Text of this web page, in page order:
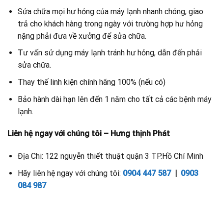
Sửa chữa mọi hư hỏng của máy lạnh nhanh chóng, giao
trả cho khách hàng trong ngày với trường hợp hư hỏng
nặng phải đưa về xưởng để sửa chữa.
Tư vấn sử dụng máy lạnh tránh hư hỏng, dẫn đến phải
sửa chữa.
Thay thế linh kiện chính hãng 100% (nếu có)
Bảo hành dài hạn lên đến 1 năm cho tất cả các bệnh máy
lạnh.
Liên hệ ngay với chúng tôi – Hưng thịnh Phát
Địa Chi: 122 nguyễn thiết thuật quận 3 TP.Hồ Chí Minh
Hãy liên hệ ngay với chúng tôi: 0904 447 587| 0903
084 987